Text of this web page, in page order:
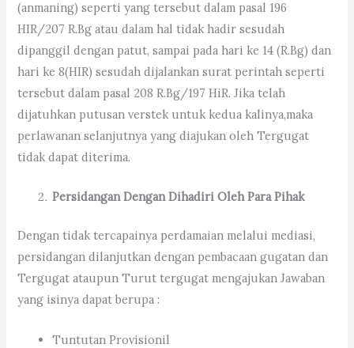
(anmaning) seperti yang tersebut dalam pasal 196
HIR/207 R.Bg atau dalam hal tidak hadir sesudah
dipanggil dengan patut, sampai pada hari ke 14 (R.Bg) dan
hari ke 8(HIR) sesudah dijalankan surat perintah seperti
tersebut dalam pasal 208 R.Bg/197 HiR. Jika telah
dijatuhkan putusan verstek untuk kedua kalinya,maka
perlawanan selanjutnya yang diajukan oleh Tergugat
tidak dapat diterima.
Persidangan Dengan Dihadiri Oleh Para Pihak
Dengan tidak tercapainya perdamaian melalui mediasi,
persidangan dilanjutkan dengan pembacaan gugatan dan
Tergugat ataupun Turut tergugat mengajukan Jawaban
yang isinya dapat berupa :
Tuntutan Provisionil